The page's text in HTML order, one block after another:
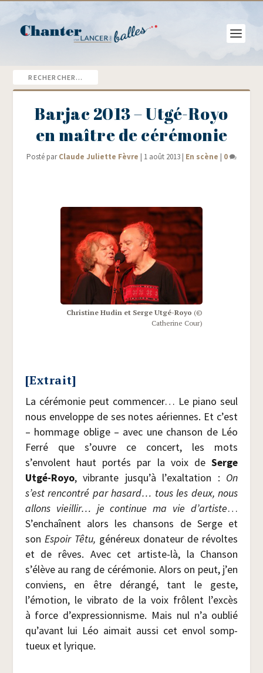
Barjac 2013 – Utgé-Royo
en maître de cérémonie
Posté parClaude Juliette Fèvre | 1 août 2013 | En scène | 0
Chris­tine Hudin et Serge Utgé-Royo (©
Cathe­rine Cour)
[Extrait]
La céré­mo­nie peut com­men­cer… Le pia­no seul
nous enve­loppe de ses notes aériennes. Et c’est
– hom­mage oblige – avec une chan­son de Léo
Fer­ré que s’ouvre ce concert, les mots
s’envolent haut por­tés par la voix deSerge
Utgé-Royo, vibrante jusqu’à l’exaltation : On
s’est ren­con­tré par hasard… tous les deux, nous
allons vieillir… je conti­nue ma vie d’artiste…
S’enchaînent alors les chan­sons de Serge et
son Espoir Têtu, géné­reux dona­teur de révoltes
et de rêves. Avec cet artiste-là, la Chan­son
s’élève au rang de céré­mo­nie. Alors on peut, j’en
conviens, en être déran­gé, tant le geste,
l’émotion, le vibra­to de la voix frôlent l’excès
à force d’expressionnisme. Mais nul n’a oublié
qu’avant lui Léo aimait aus­si cet envol somp­
tueux et lyrique.